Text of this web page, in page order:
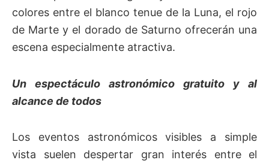
colores entre el blanco tenue de la Luna, el rojo
de Marte y el dorado de Saturno ofrecerán una
escena especialmente atractiva.
Un espectáculo astronómico gratuito y al
alcance de todos
Los eventos astronómicos visibles a simple
vista suelen despertar gran interés entre el